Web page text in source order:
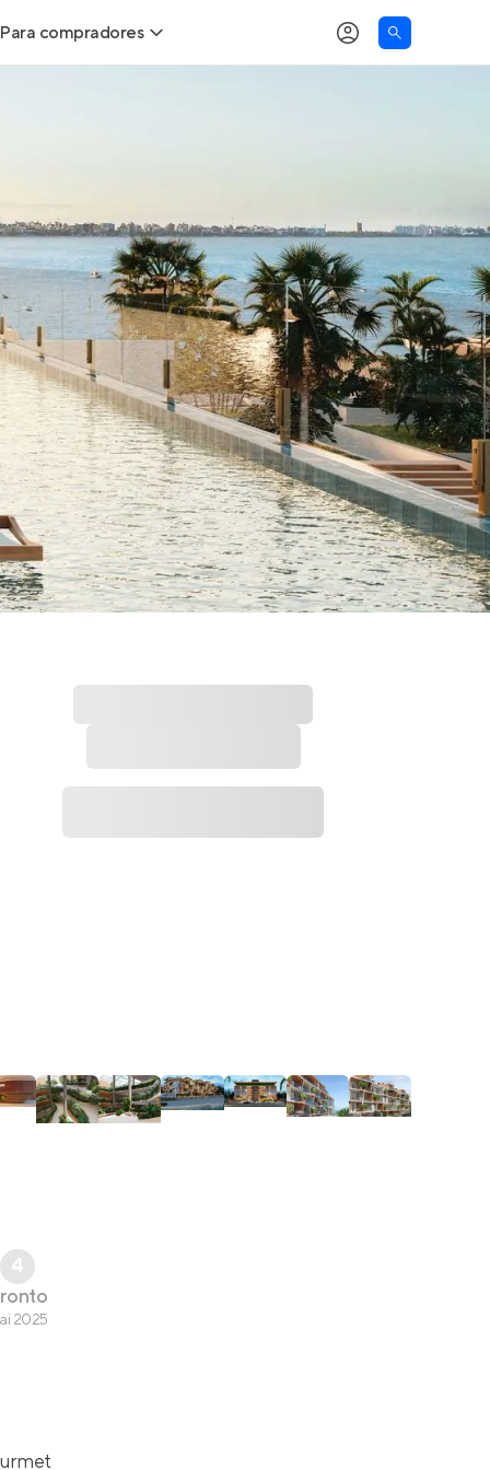
Para compradores
Comprar x Alugar
Correção do INCC
Simulador de Financiamento
Encontre um corretor
4
2025